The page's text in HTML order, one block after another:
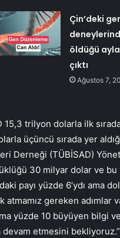
Çin’deki
öldüğü
çıktı
Ağustos 7,
trilyon dolarla ilk
üçüncü sırada yer
Derneği (TÜBİSAD)
30 milyar dolar ve bu
payı yüzde 6’ydı ama
gereken adımlar
yüzde 10 büyüyen bilgi
etmesini bekliyoruz.”